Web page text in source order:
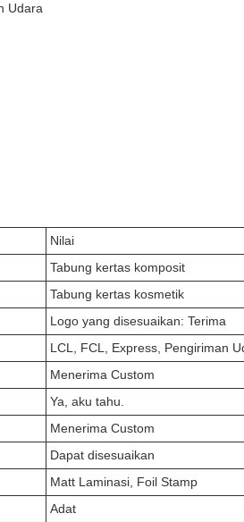
Udara
Nilai
Tabung kertas komposit
Tabung kertas kosmetik
Logo yang disesuaikan: Terima
LCL, FCL, Express, Pengiriman
Menerima Custom
Ya, aku tahu.
Menerima Custom
Dapat disesuaikan
Matt Laminasi, Foil Stamp
Adat